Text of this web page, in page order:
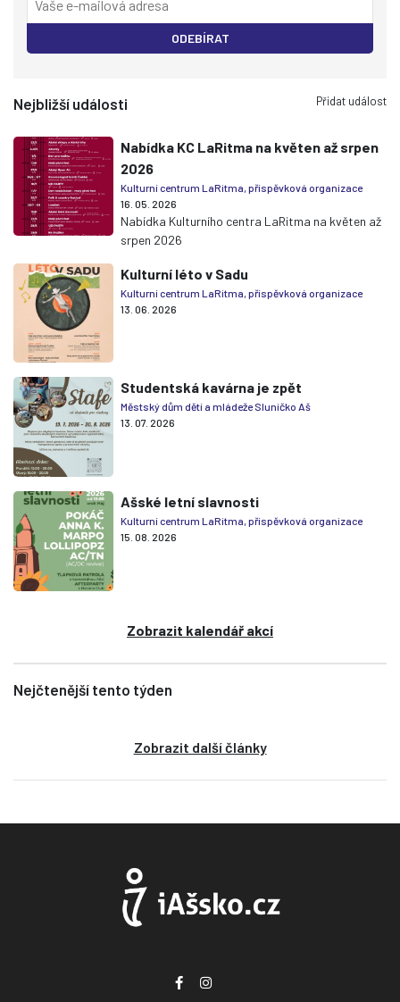
ODEBÍRAT
Nejbližší události Přidat událost
Nabídka KC LaRitma na květen až srpen
2026
Kulturní centrum LaRitma, příspěvková organizace
16. 05. 2026
Nabídka Kulturního centra LaRitma na květen až
srpen 2026
Kulturní léto v Sadu
Kulturní centrum LaRitma, příspěvková organizace
13. 06. 2026
Studentská kavárna je zpět
Městský dům dětí a mládeže Sluníčko Aš
13. 07. 2026
Ašské letní slavnosti
Kulturní centrum LaRitma, příspěvková organizace
15. 08. 2026
Zobrazit kalendář akcí
Nejčtenější tento týden
Zobrazit další články